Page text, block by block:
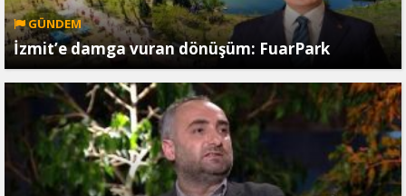
GÜNDEM
İzmit’e damga vuran dönüşüm: FuarPark